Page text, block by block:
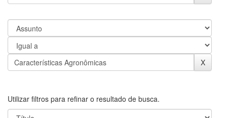
Utilizar filtros para refinar o resultado de busca.